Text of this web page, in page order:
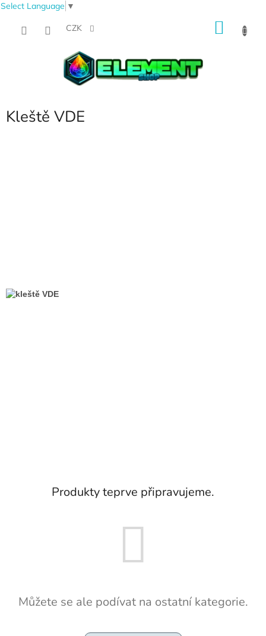
Select Language ▼
CZK
Kleště VDE
Produkty teprve připravujeme.
Můžete se ale podívat na ostatní kategorie.